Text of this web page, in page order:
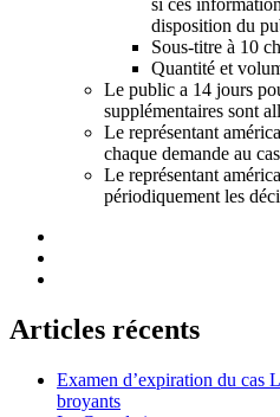
si ces
disposition du
Sous-titre à 10
Quantité et
Le public a 14 jours
supplémentaires sont
Le représentant
chaque demande au
Le représentant
périodiquement les
Articles récents
Examen d’expiration du cas
broyants